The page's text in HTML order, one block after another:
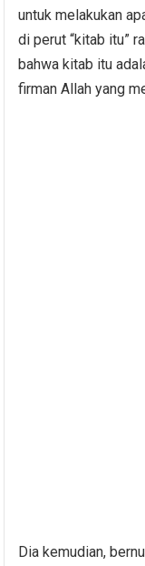
untuk melakukan
di perut “kitab itu”
bahwa kitab itu
firman Allah yang
Dia kemudian,